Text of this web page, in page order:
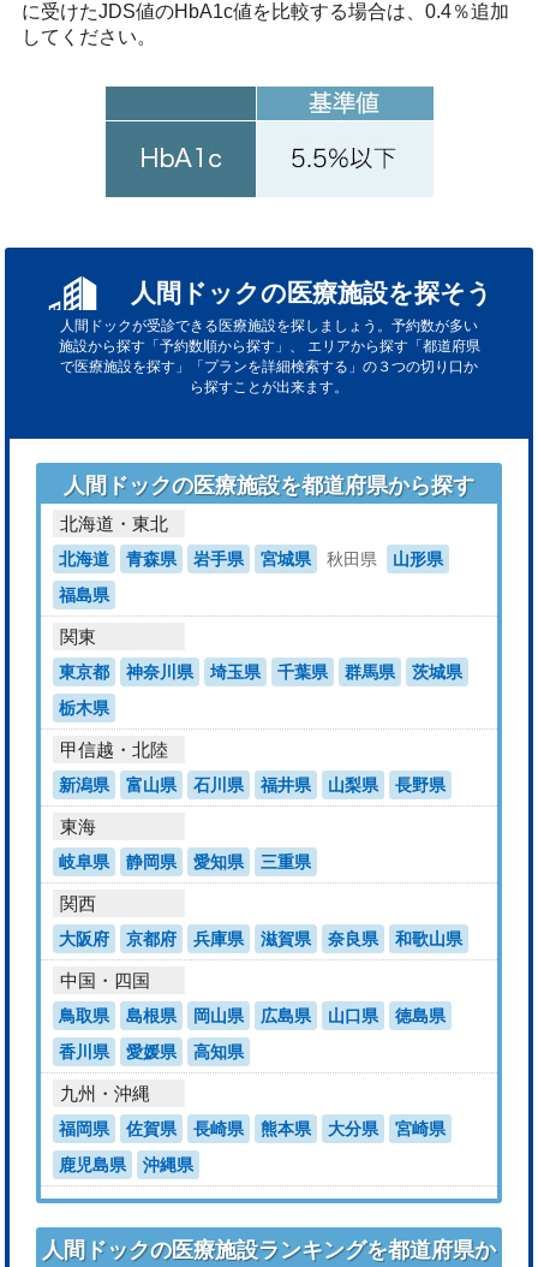
に受けたJDS値のHbA1c値を比較する場合は、0.4％追加
してください。
人間ドックの医療施設を探そう
人間ドックが受診できる医療施設を探しましょう。予約数が多い
施設から探す「予約数順から探す」、
エリアから探す「都道府県
で医療施設を探す」「プランを詳細検索する」の３つの切り口か
ら探すことが出来ます。
人間ドックの医療施設を都道府県から探す
北海道・東北
北海道 青森県 岩手県 宮城県 秋田県
山形県
福島県
関東
東京都 神奈川県 埼玉県 千葉県 群馬県
茨城県
栃木県
甲信越・北陸
新潟県 富山県 石川県 福井県 山梨県 長野県
東海
岐阜県 静岡県 愛知県 三重県
関西
大阪府 京都府 兵庫県 滋賀県 奈良県 和歌山県
中国・四国
鳥取県 島根県 岡山県 広島県 山口県
徳島県
香川県
愛媛県 高知県
九州・沖縄
福岡県 佐賀県 長崎県 熊本県 大分県
宮崎県
鹿児島県
沖縄県
人間ドックの医療施設ランキングを都道府県か